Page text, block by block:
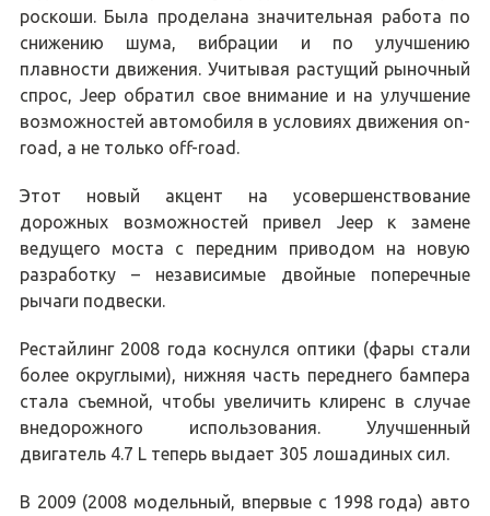
роскоши. Была проделана значительная работа по
снижению шума, вибрации и по улучшению
плавности движения. Учитывая растущий рыночный
спрос, Jeep обратил свое внимание и на улучшение
возможностей автомобиля в условиях движения on-
road, а не только off-road.
Этот новый акцент на усовершенствование
дорожных возможностей привел Jeep к замене
ведущего моста с передним приводом на новую
разработку – независимые двойные поперечные
рычаги подвески.
Рестайлинг 2008 года коснулся оптики (фары стали
более округлыми), нижняя часть переднего бампера
стала съемной, чтобы увеличить клиренс в случае
внедорожного использования. Улучшенный
двигатель 4.7 L теперь выдает 305 лошадиных сил.
В 2009 (2008 модельный, впервые с 1998 года) авто